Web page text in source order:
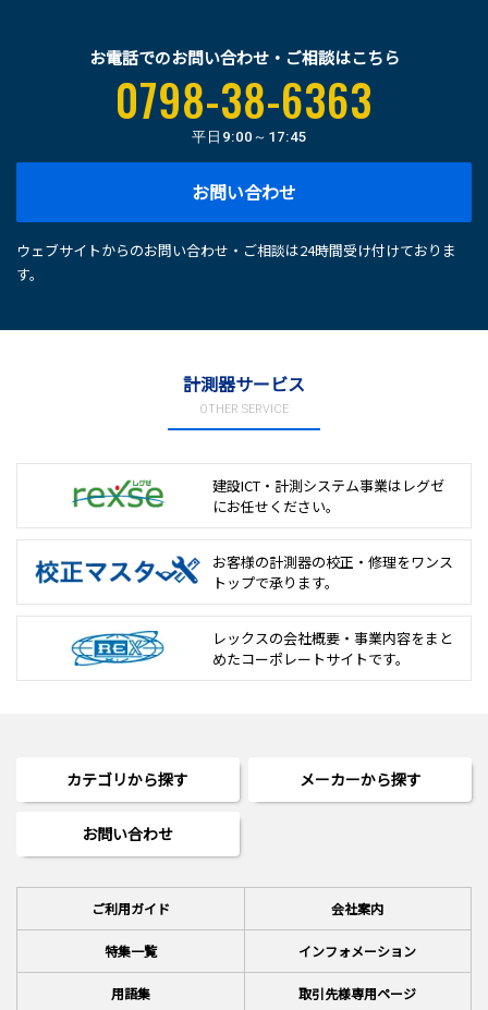
お電話でのお問い合わせ・ご相談はこちら
0798-38-6363
平日 9:00～17:45
お問い合わせ
ウェブサイトからのお問い合わせ・ご相談は24時間受け付けておりま
す。
計測器サービス
OTHER SERVICE
建設ICT・計測システム事業は レグゼ
にお任せください。
お客様の計測器の校正・修理をワンス
トップで承ります。
レックスの会社概要・事業内容をまと
めたコーポレートサイトです。
カテゴリから探す メーカーから探す
お問い合わせ
ご利用ガイド 会社案内
特集一覧 インフォメーション
用語集 取引先様専用ページ